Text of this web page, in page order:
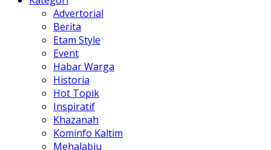
Advertorial
Berita
Etam Style
Event
Habar Warga
Historia
Hot Topik
Inspiratif
Khazanah
Kominfo Kaltim
Mehalabiu